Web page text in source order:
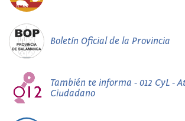
Boletín Oficial de la Provincia
También te informa - 012 CyL -
Ciudadano